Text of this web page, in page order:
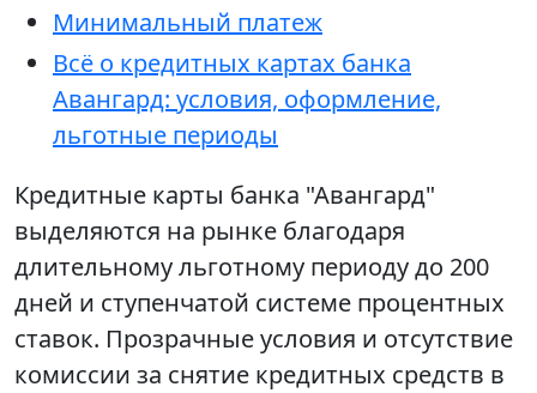
Минимальный платеж
Всё о кредитных картах банка
Авангард: условия, оформление,
льготные периоды
Кредитные карты банка "Авангард"
выделяются на рынке благодаря
длительному льготному периоду до 200
дней и ступенчатой системе процентных
ставок. Прозрачные условия и отсутствие
комиссии за снятие кредитных средств в